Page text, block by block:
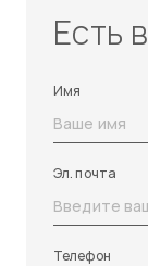
Есть
Имя
Эл. почта
Телефон